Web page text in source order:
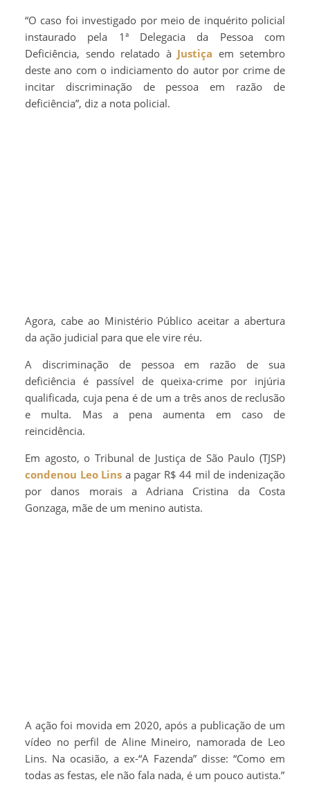
“O caso foi investigado por meio de inquérito policial
instaurado pela 1ª Delegacia da Pessoa com
Deficiência, sendo relatado à Justiça em setembro
deste ano com o indiciamento do autor por crime de
incitar discriminação de pessoa em razão de
deficiência”, diz a nota policial.
Agora, cabe ao Ministério Público aceitar a abertura
da ação judicial para que ele vire réu.
A discriminação de pessoa em razão de sua
deficiência é passível de queixa-crime por injúria
qualificada, cuja pena é de um a três anos de reclusão
e multa. Mas a pena aumenta em caso de
reincidência.
Em agosto, o Tribunal de Justiça de São Paulo (TJSP)
condenou Leo Lins a pagar R$ 44 mil de indenização
por danos morais a Adriana Cristina da Costa
Gonzaga, mãe de um menino autista.
A ação foi movida em 2020, após a publicação de um
vídeo no perfil de Aline Mineiro, namorada de Leo
Lins. Na ocasião, a ex-“A Fazenda” disse: “Como em
todas as festas, ele não fala nada, é um pouco autista.”